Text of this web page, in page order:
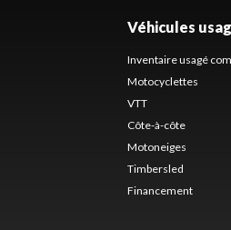
Véhicules
Inventaire usagé
Motocyclettes
VTT
Côte-à-côte
Motoneiges
Timbersled
Financement